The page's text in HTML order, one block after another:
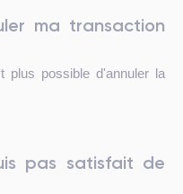
ma transaction
plus possible d'annuler la
pas satisfait de